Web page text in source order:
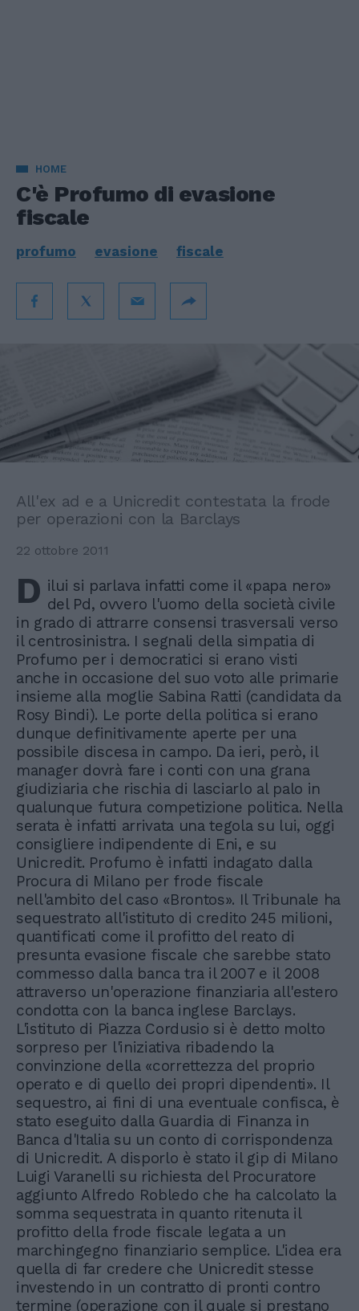
HOME
C'è Profumo di evasione
fiscale
profumo evasione fiscale
All'ex ad e a Unicredit contestata la frode
per operazioni con la Barclays
22 ottobre 2011
D ilui si parlava infatti come il «papa nero»
del Pd, ovvero l'uomo della società civile
in grado di attrarre consensi trasversali verso
il centrosinistra. I segnali della simpatia di
Profumo per i democratici si erano visti
anche in occasione del suo voto alle primarie
insieme alla moglie Sabina Ratti (candidata da
Rosy Bindi). Le porte della politica si erano
dunque definitivamente aperte per una
possibile discesa in campo. Da ieri, però, il
manager dovrà fare i conti con una grana
giudiziaria che rischia di lasciarlo al palo in
qualunque futura competizione politica. Nella
serata è infatti arrivata una tegola su lui, oggi
consigliere indipendente di Eni, e su
Unicredit. Profumo è infatti indagato dalla
Procura di Milano per frode fiscale
nell'ambito del caso «Brontos». Il Tribunale ha
sequestrato all'istituto di credito 245 milioni,
quantificati come il profitto del reato di
presunta evasione fiscale che sarebbe stato
commesso dalla banca tra il 2007 e il 2008
attraverso un'operazione finanziaria all'estero
condotta con la banca inglese Barclays.
L'istituto di Piazza Cordusio si è detto molto
sorpreso per l'iniziativa ribadendo la
convinzione della «correttezza del proprio
operato e di quello dei propri dipendenti». Il
sequestro, ai fini di una eventuale confisca, è
stato eseguito dalla Guardia di Finanza in
Banca d'Italia su un conto di corrispondenza
di Unicredit. A disporlo è stato il gip di Milano
Luigi Varanelli su richiesta del Procuratore
aggiunto Alfredo Robledo che ha calcolato la
somma sequestrata in quanto ritenuta il
profitto della frode fiscale legata a un
marchingegno finanziario semplice. L'idea era
quella di far credere che Unicredit stesse
investendo in un contratto di pronti contro
termine (operazione con il quale si prestano